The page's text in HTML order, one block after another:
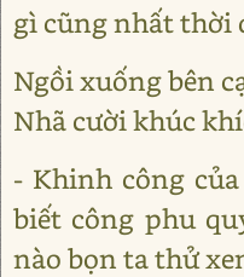
gì cũng nhất thời
Ngồi xuống bên
Nhã cười khúc
- Khinh công
biết công phu
nào bọn ta thử